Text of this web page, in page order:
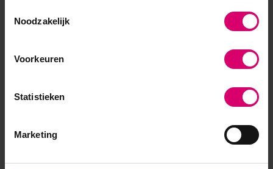
Noodzakelijk
Voorkeuren
Statistieken
Marketing
15,70